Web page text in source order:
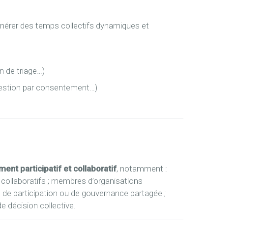
des temps collectifs dynamiques et
de triage…)
par consentement…)
participatif et collaboratif, notamment :
; membres d’organisations
participation ou de gouvernance partagée ;
décision collective.